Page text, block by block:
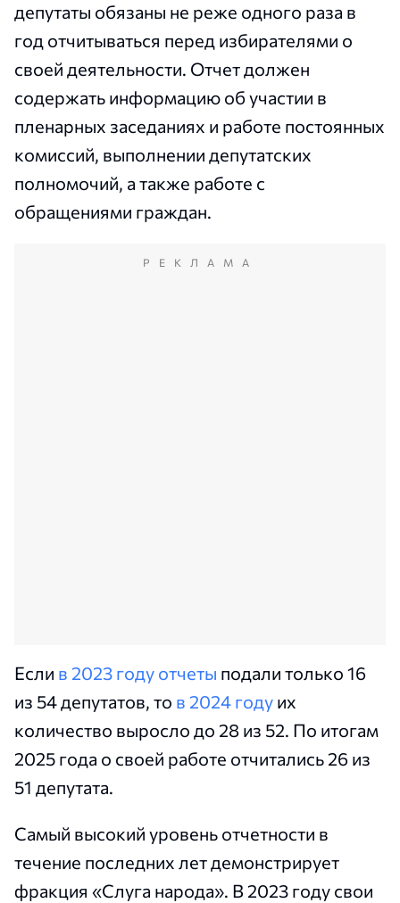
депутаты обязаны не реже одного раза в
год отчитываться перед избирателями о
своей деятельности. Отчет должен
содержать информацию об участии в
пленарных заседаниях и работе постоянных
комиссий, выполнении депутатских
полномочий, а также работе с
обращениями граждан.
РЕКЛАМА
Если в 2023 году отчеты подали только 16
из 54 депутатов, то в 2024 году их
количество выросло до 28 из 52. По итогам
2025 года о своей работе отчитались 26 из
51 депутата.
Самый высокий уровень отчетности в
течение последних лет демонстрирует
фракция «Слуга народа». В 2023 году свои